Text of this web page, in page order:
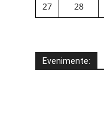
27
28
Evenimente: